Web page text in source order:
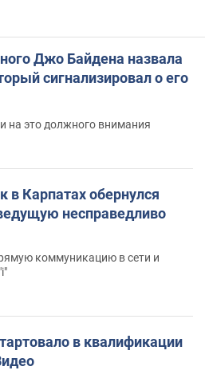
Джо Байдена назвала
сигнализировал о его
на это должного внимания
в Карпатах обернулся
несправедливо
коммуникацию в сети и
в квалификации